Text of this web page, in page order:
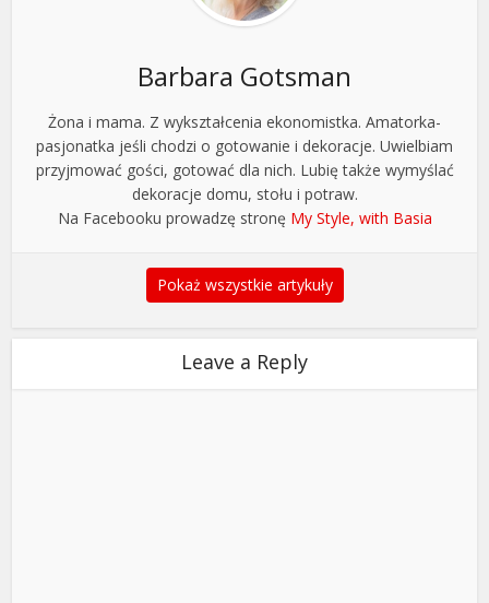
Barbara Gotsman
Żona i mama. Z wykształcenia ekonomistka. Amatorka-
pasjonatka jeśli chodzi o gotowanie i dekoracje. Uwielbiam
przyjmować gości, gotować dla nich. Lubię także wymyślać
dekoracje domu, stołu i potraw.
Na Facebooku prowadzę stronę My Style, with Basia
Pokaż wszystkie artykuły
Leave a Reply